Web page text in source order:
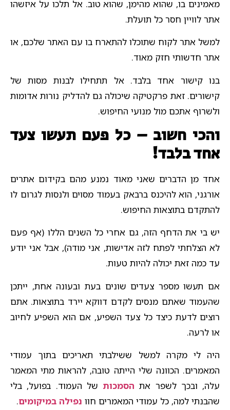
מאמינים בו, שהוא מהימן, שהוא טוב. אל תלכו על איזשהו
אתר לוויין חסר כל תועלת.
למשל אתר לקוח שתוכלו להתארח בו עם האתר שלכם, או
אתר חדשותי חזק מאוד.
בנו קישור אחד בלבד. אל תתחילו לבנות מסות של
קישורים. זאת פרקטיקה שיכולה גם להדליק נורות אדומות
ולשרוף אתכם מול מנועי החיפוש.
והכי חשוב – כל פעם תעשו צעד
אחד בלבד!
אחד מן הדברים שאני מאוד נמנע מהם בקידום אתרים
אורגני, הוא להיכנס ברבאק בעמוד מסוים ולנסות לגרום לו
להתקדם בתוצאות החיפוש.
יש בי את הדחף הזה, גם אחרי כל השנים הללו (אף פעם
לא הצלחתי לפתח לזה אדישות, אני מודה), אבל אני יודע
עד כמה זאת יכולה להיות טעות.
אם תעשו מספר צעדים שונים בעת ובעונה אחת, ייתכן
שהעמוד שאתם מנסים לקדם דווקא יירד בתוצאות. אתם
רוצים לדעת כיצד כל צעד השפיע, אם הוא השפיע לחיוב
או לרעה.
היה לי מקרה למשל ששילבתי תאריכים בתוך עמודי
המאמרים. הכוונה שלי הייתה טובה, להראות מתי המאמר
עלה, ובכך לשפר את הסמכות של העמוד. בפועל, בלי
שהבנתי למה, כל עמודי המאמרים חוו נפילה במיקומים.